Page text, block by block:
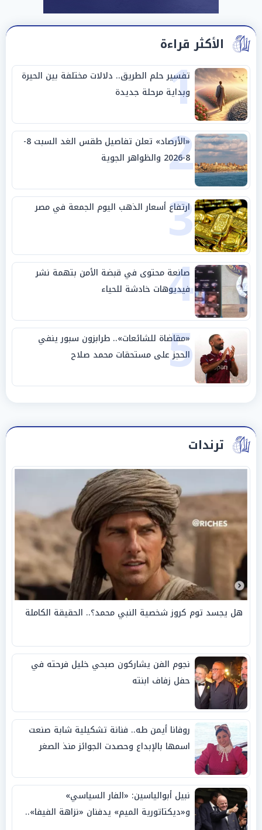
الأكثر قراءة
1
تفسير حلم الطريق.. دلالات مختلفة بين الحيرة
وبداية مرحلة جديدة
2
«الأرصاد» تعلن تفاصيل طقس الغد السبت 8-
8-2026 والظواهر الجوية
3
ارتفاع أسعار الذهب اليوم الجمعة في مصر
4
صانعة محتوى في قبضة الأمن بتهمة نشر
فيديوهات خادشة للحياء
5
«مقاضاة للشائعات».. طرابزون سبور ينفي
الحجز على مستحقات محمد صلاح
ترندات
هل يجسد توم كروز شخصية النبي محمد؟.. الحقيقة الكاملة
نجوم الفن يشاركون صبحي خليل فرحته في
حفل زفاف ابنته
روفانا أيمن طه.. فنانة تشكيلية شابة صنعت
اسمها بالإبداع وحصدت الجوائز منذ الصغر
نبيل أبوالياسين: «الفار السياسي»
و«ديكتاتورية الميم» يدفنان «نزاهة الفيفا»..